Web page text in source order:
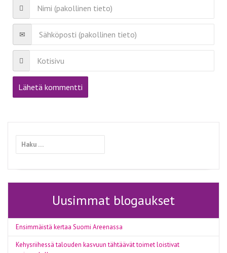
Uusimmat blogaukset
Ensimmäistä kertaa Suomi Areenassa
Kehysriihessä talouden kasvuun tähtäävät toimet loistivat